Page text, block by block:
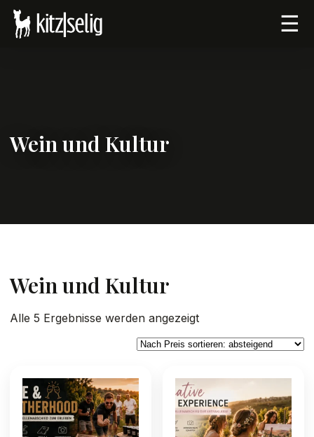
☰
Wein und Kultur
Wein und Kultur
Alle 5 Ergebnisse werden angezeigtNach
Preis
sortiert: